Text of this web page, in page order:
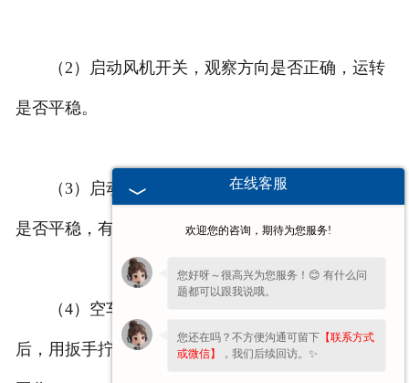
（2）启动风机开关，观察方向是否正确，运转
是否平稳。
（3）启动主机开关，观察方向是否正确，运行
是否平稳，有无杂音，撞击和振动。
（4）空车运转10—15分钟后，确无异常情况
后，用扳手拧紧转动机构的所有螺栓，方可进行投料
在线客服
欢迎您的咨询，期待为您服务!
您好呀～很高兴为您服务！😊 有什么问
题都可以跟我说哦。
您还在吗？不方便沟通可留下 【联系方式
或微信】
，我们后续回访。✨